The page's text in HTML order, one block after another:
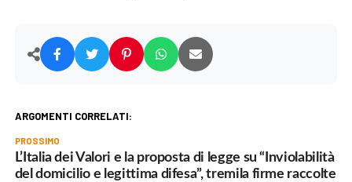
ARGOMENTI CORRELATI:
PROSSIMO
L’Italia dei Valori e la proposta di legge su “Inviolabilità
del domicilio e legittima difesa”, tremila firme raccolte